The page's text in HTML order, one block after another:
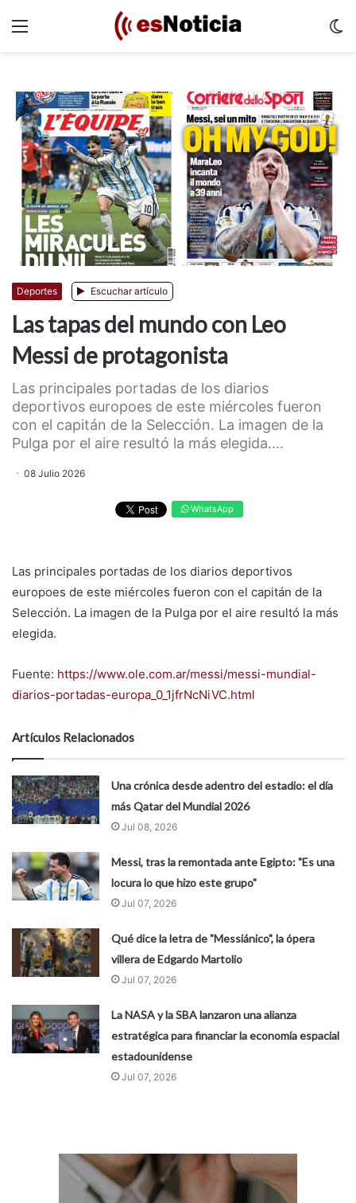
Deportes Escuchar artículo
Las tapas del mundo con Leo
Messi de protagonista
Las principales portadas de los diarios
deportivos europoes de este miércoles fueron
con el capitán de la Selección. La imagen de la
Pulga por el aire resultó la más elegida....
08 Julio 2026
WhatsApp
Las principales portadas de los diarios deportivos
europoes de este miércoles fueron con el capitán de la
Selección. La imagen de la Pulga por el aire resultó la más
elegida.
Fuente: https://www.ole.com.ar/messi/messi-mundial-
diarios-portadas-europa_0_1jfrNcNiVC.html
Artículos Relacionados
Una crónica desde adentro del estadio: el día
más Qatar del Mundial 2026
Jul 08, 2026
Messi, tras la remontada ante Egipto: "Es una
locura lo que hizo este grupo"
Jul 07, 2026
Qué dice la letra de "Messiánico", la ópera
villera de Edgardo Martolio
Jul 07, 2026
La NASA y la SBA lanzaron una alianza
estratégica para financiar la economía espacial
estadounidense
Jul 07, 2026